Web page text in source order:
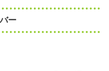
ー